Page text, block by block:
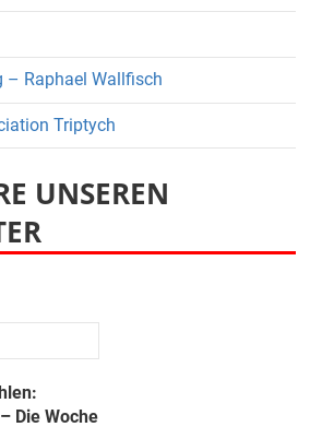
– Raphael Wallfisch
Triptych
UNSEREN
Die Woche